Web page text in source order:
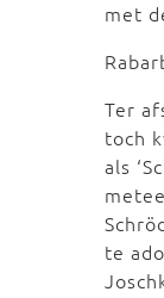
met
Ter
toch
als
te